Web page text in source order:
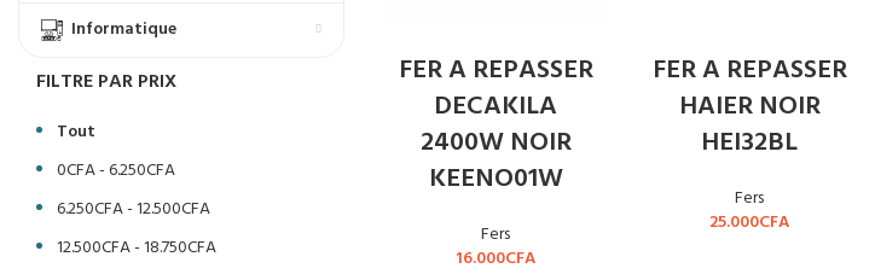
Informatique
FILTRE PAR PRIX
Tout
0CFA-6.250CFA
6.250CFA-12.500CFA
12.500CFA-18.750CFA
FER A REPASSER
DECAKILA
2400W NOIR
KEENO01W
Fers
16.000CFA
FER A REPASSER
HAIER NOIR
HEI32BL
Fers
25.000CFA